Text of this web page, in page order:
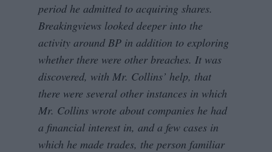
period he admitted to acquiring shares.
Breakingviews looked deeper into the
activity around BP in addition to exploring
whether there were other breaches. It was
discovered, with Mr. Collins’ help, that
there were several other instances in which
Mr. Collins wrote about companies he had
a financial interest in, and a few cases in
which he made trades, the person familiar